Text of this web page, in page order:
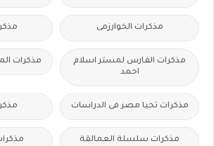
مذكرات الخوارزمى
مذكرات الفارس لمستر اسلام
احمد
مذكرات
مذكرات تحيا مصر فى الدراسات
مذكرات سلسلة العمالقة